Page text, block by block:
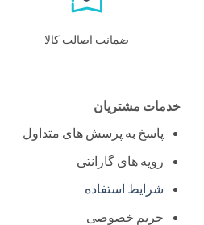
ضمانت اصالت کالا
خدمات مشتریان
پاسخ به پرسش های متداول
رویه های گارانتی
شرایط استفاده
حریم خصوصی